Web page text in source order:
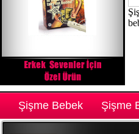
Şişme Bebek Şişme